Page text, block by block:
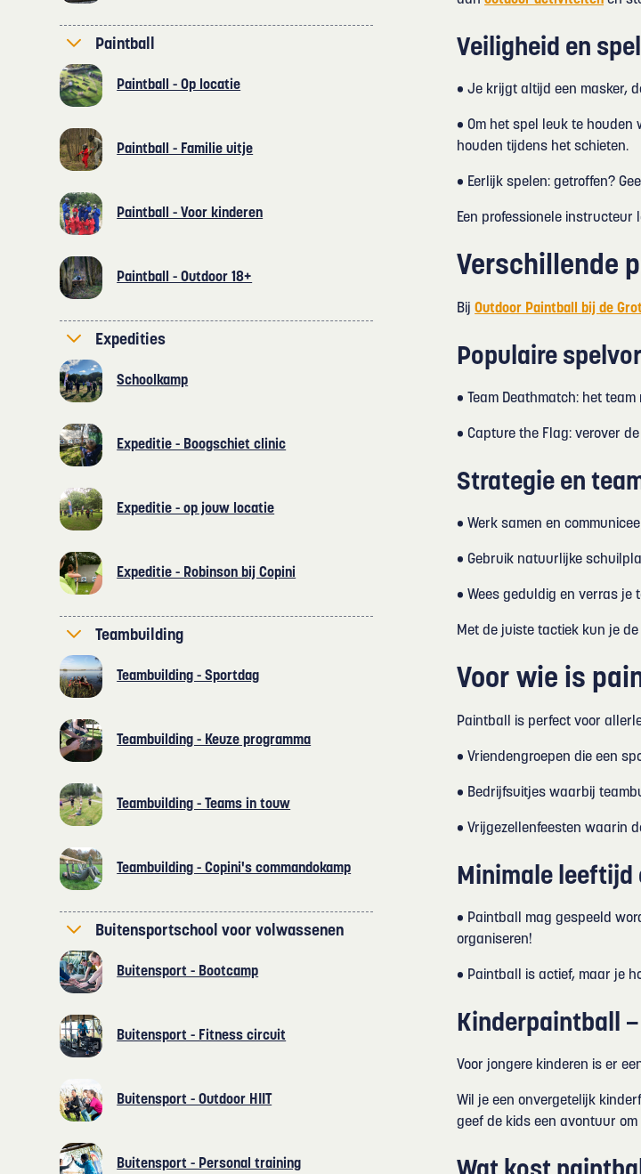
Paintball
Paintball - Op locatie
Paintball - Familie uitje
Paintball - Voor kinderen
Paintball - Outdoor 18+
Expedities
Schoolkamp
Expeditie - Boogschiet clinic
Expeditie - op jouw locatie
Expeditie - Robinson bij Copini
Teambuilding
Teambuilding - Sportdag
Teambuilding - Keuze programma
Teambuilding - Teams in touw
Teambuilding - Copini's commandokamp
Buitensportschool voor volwassenen
Buitensport - Bootcamp
Buitensport - Fitness circuit
Buitensport - Outdoor HIIT
Buitensport - Personal training
Veiligheid en
• Je krijgt altijd een masker,
• Om het spel leuk te
houden tijdens het schieten.
• Eerlijk spelen: getroffen?
Een professionele
Verschillende
BijOutdoor Paintball bij de
Populaire
• Team Deathmatch: het
• Capture the Flag: verover
Strategie en
• Werk samen en
• Gebruik natuurlijke
• Wees geduldig en verras je
Met de juiste tactiek kun je
Voor wie is
Paintball is perfect voor
• Vriendengroepen die een
• Bedrijfsuitjes waarbij
• Vrijgezellenfeesten waarin
Minimale leeftijd
• Paintball mag gespeeld
organiseren!
• Paintball is actief, maar je
Kinderpaintball
Voor jongere kinderen is er
Wil je een onvergetelijk
geef de kids een avontuur om